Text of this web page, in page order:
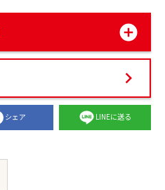
シェア LINEに送る